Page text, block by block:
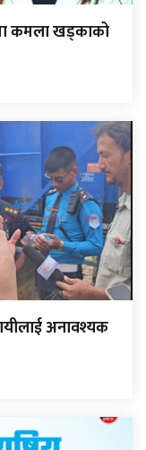
कमला खड्काको
अनावश्यक